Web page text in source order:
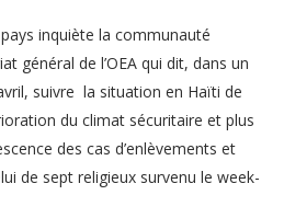
inquiète la communauté
général de l’OEA qui dit, dans un
suivre la situation en Haïti de
du climat sécuritaire et plus
des cas d’enlèvements et
de sept religieux survenu le week-